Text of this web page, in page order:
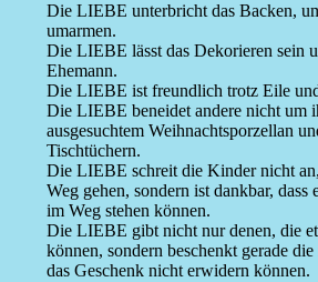
Die LIEBE unterbricht das Backen,
umarmen.
Die LIEBE lässt das Dekorieren sein
Ehemann.
Die LIEBE ist freundlich trotz Eile
Die LIEBE beneidet andere nicht um
ausgesuchtem Weihnachtsporzellan
Tischtüchern.
Die LIEBE schreit die Kinder nicht
Weg gehen, sondern ist dankbar, dass
im Weg stehen können.
Die LIEBE gibt nicht nur denen, die
können, sondern beschenkt gerade
das Geschenk nicht erwidern können.